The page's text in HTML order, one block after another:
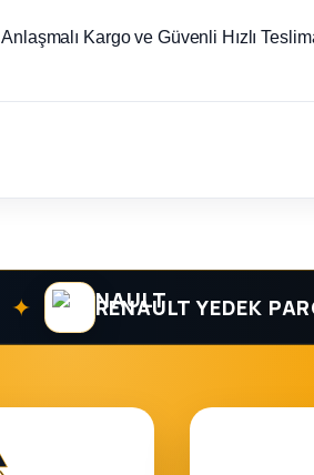
Anlaşmalı Kargo ve Güvenli Hızlı
RENAULT YEDEK PARÇA